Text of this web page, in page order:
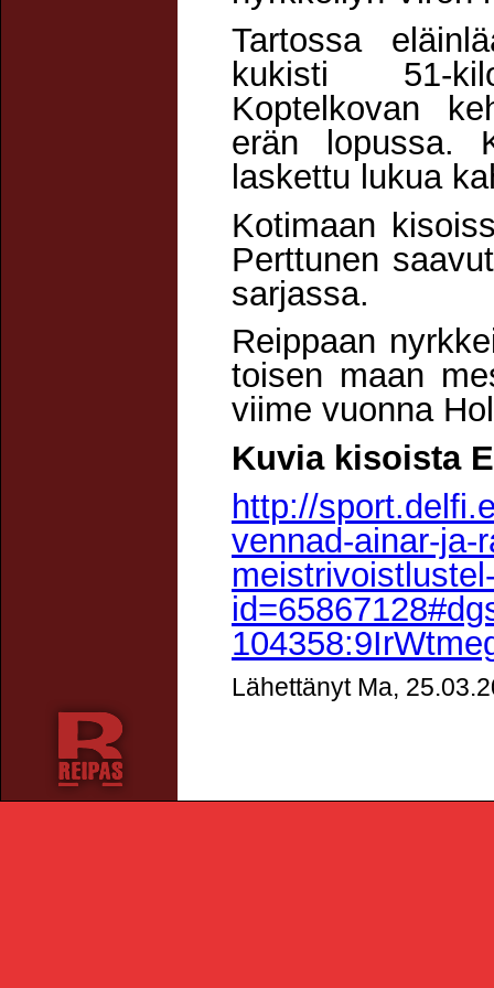
Tartossa
kukisti 51-
Koptelkovan
erän lopussa.
laskettu lukua
Kotimaan
Perttunen
sarjassa.
Reippaan
toisen maan
viime vuonna
Kuvia kisoista
http://
vennad-ainar-ja-
Lähettänyt Ma,